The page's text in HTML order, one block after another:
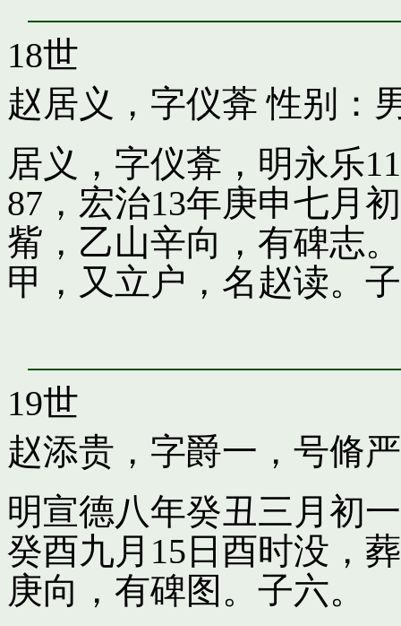
18世
赵居义，字仪葊 性别：
居义，字仪葊，明永乐
87，宏治13年庚申七月
觜，乙山辛向，有碑志
甲，又立户，名赵读。
19世
赵添贵，字爵一，号脩严
明宣德八年癸丑三月初
癸酉九月15日酉时没，
庚向，有碑图。子六。